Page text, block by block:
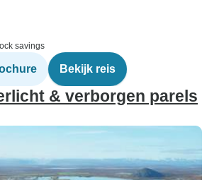
savings
Bekijk reis
& verborgen parels